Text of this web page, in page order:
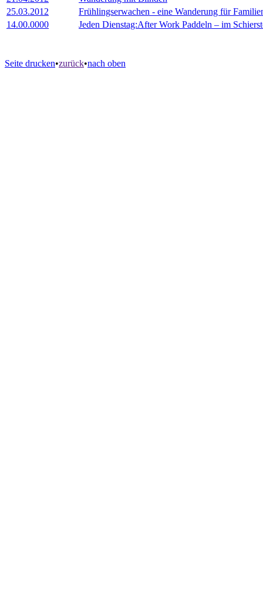
25.03.2012
Frühlingserwachen - eine Wanderung für
14.00.0000
Jeden Dienstag:After Work Paddeln – im
Seite drucken•zurück•nach oben